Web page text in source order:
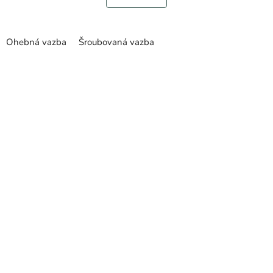
Ohebná vazba Šroubovaná vazba